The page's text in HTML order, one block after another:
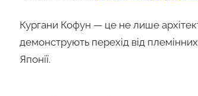
Кургани Кофун — це не лише
демонструють перехід від
Японії.